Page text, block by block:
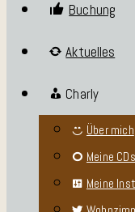
Buchung
Aktuelles
Charly
Über mich
Meine CDs
Meine